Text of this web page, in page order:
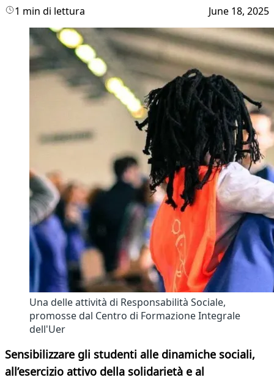
1 min di lettura June 18, 2025
Una delle attività di Responsabilità Sociale,
promosse dal Centro di Formazione Integrale
dell'Uer
Sensibilizzare gli studenti alle dinamiche sociali,
all’esercizio attivo della solidarietà e al